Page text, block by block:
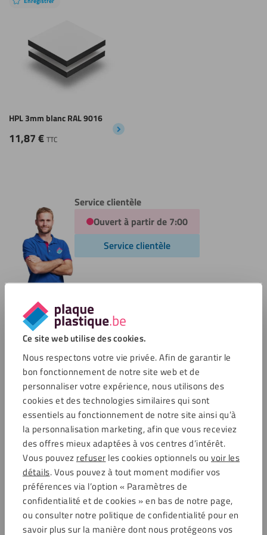
Ce site web utilise des cookies.
Nous respectons votre vie privée. Afin de garantir le
bon fonctionnement de notre site web et de
personnaliser votre expérience, nous utilisons des
cookies et des technologies similaires qui sont
essentiels au fonctionnement de notre site ainsi qu’à
la personnalisation marketing, afin que vous receviez
des offres mieux adaptées à vos centres d’intérêt.
Vous pouvez refuser les cookies optionnels ou voir les
détails. Vous pouvez à tout moment modifier vos
préférences via l’option « Paramètres de
confidentialité et de cookies » en bas de notre page,
ou consulter notre politique de confidentialité pour en
savoir plus sur la manière dont nous protégeons vos
HPL 3mm blanc RAL 9016
11,87€ TTC
Service clientèle
Ouvert à partir de 7:00
Service clientèle
Options de paiement
Commentaires
4.6 / 5704 avis clients
Achats sécurisés
Service clientèle
Service clientèle
Frais de port
Foire aux questions (FAQ)
Compte client